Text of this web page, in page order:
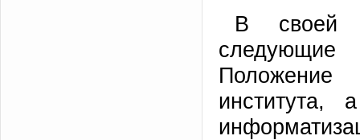
В своей